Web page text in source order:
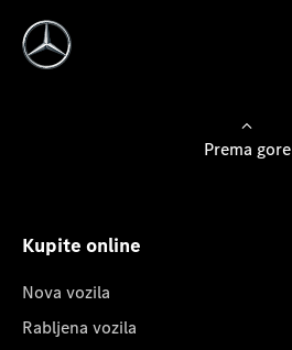
Prema gore
Kupite online
Nova vozila
Rabljena vozila